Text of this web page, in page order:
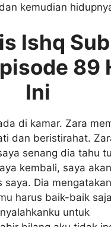
kemudian
Ishq
89
Ini
di kamar. Zara
dan beristirahat.
senang dia tahu
kembali, saya akan
saya. Dia
harus baik-baik
untuk